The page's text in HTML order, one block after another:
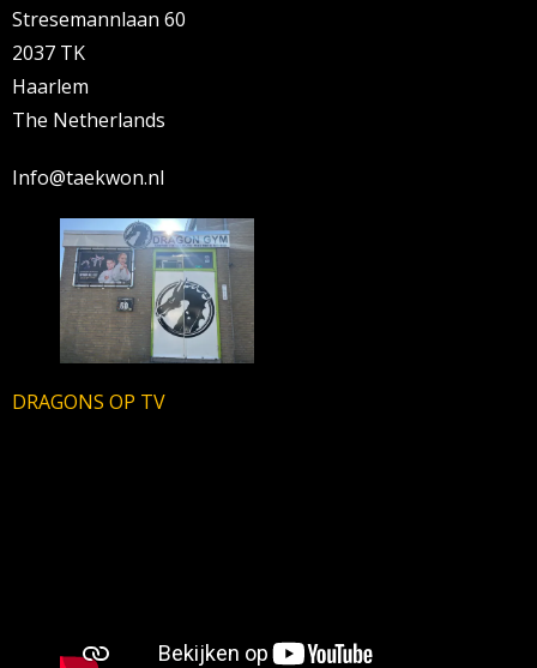
Stresemannlaan 60
2037 TK
Haarlem
The Netherlands
Info@taekwon.nl
DRAGONS OP TV